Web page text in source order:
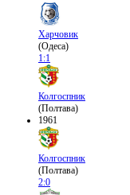
Харчовик
(Одеса)
1:1
Колгоспник
(Полтава)
1961
Колгоспник
(Полтава)
2:0